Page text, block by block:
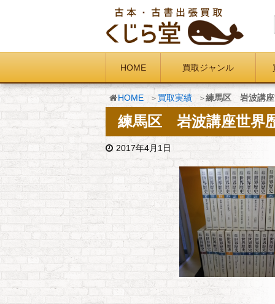
HOME 買取ジャンル
HOME 買取実績 練馬区 岩波講座
練馬区 岩波講座世界
2017年4月1日